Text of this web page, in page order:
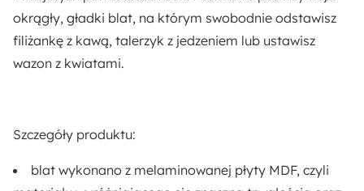
Okrągły
Materiał:
Salon
okrągły, gładki blat, na którym swobodnie odstawisz
filiżankę z kawą, talerzyk z jedzeniem lub ustawisz
wazon z kwiatami.
Szczegóły produktu:
blat wykonano z melaminowanej płyty MDF, czyli